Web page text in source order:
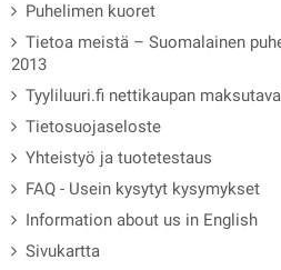
Puhelimen kuoret
Tietoa meistä – Suomalainen
2013
Tyyliluuri.fi nettikaupan
Tietosuojaseloste
Yhteistyö ja tuotetestaus
FAQ - Usein kysytyt kysymykset
Information about us in English
Sivukartta